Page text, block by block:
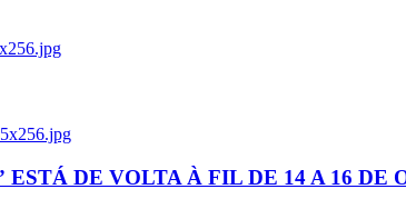
DE VOLTA À FIL DE 14 A 16 DE